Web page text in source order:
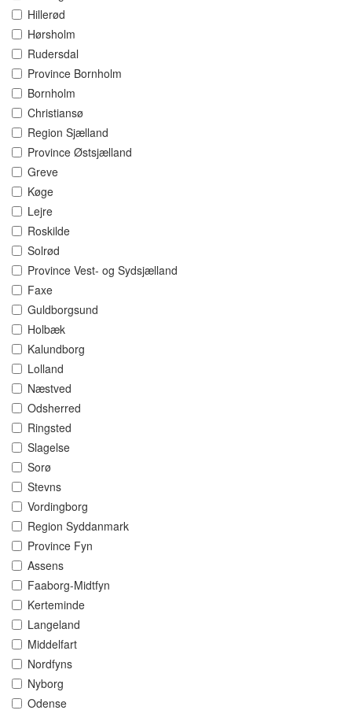
Hillerød
Hørsholm
Rudersdal
Province Bornholm
Bornholm
Christiansø
Region Sjælland
Province Østsjælland
Greve
Køge
Lejre
Roskilde
Solrød
Province Vest- og Sydsjælland
Faxe
Guldborgsund
Holbæk
Kalundborg
Lolland
Næstved
Odsherred
Ringsted
Slagelse
Sorø
Stevns
Vordingborg
Region Syddanmark
Province Fyn
Assens
Faaborg-Midtfyn
Kerteminde
Langeland
Middelfart
Nordfyns
Nyborg
Odense